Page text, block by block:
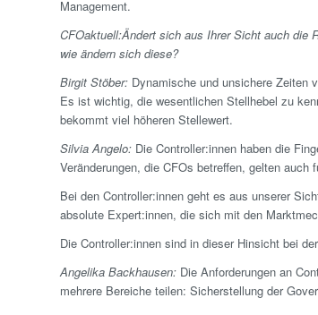
Management.
CFOaktuell:Ändert sich aus Ihrer Sicht auch die
wie ändern sich diese?
Birgit Stöber: Dynamische und unsichere Zeiten
Es ist wichtig, die wesentlichen Stellhebel zu
bekommt viel höheren Stelle­wert.
Silvia Angelo: Die Controller:innen haben die
Veränderungen, die CFOs betreffen, gelten auch
Bei den Controller:innen geht es aus unserer
absolute Expert:innen, die sich mit den
Die Controller:innen sind in dieser Hinsicht bei
Angelika Backhausen: Die Anforderungen an
mehrere Bereiche teilen: Sicher­stellung der